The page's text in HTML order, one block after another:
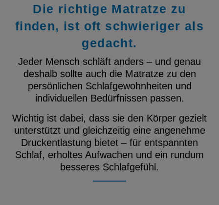
Die richtige Matratze zu
finden, ist oft schwieriger als
gedacht.
Jeder Mensch schläft anders – und genau
deshalb sollte auch die Matratze zu den
persönlichen Schlafgewohnheiten und
individuellen Bedürfnissen passen.
Wichtig ist dabei, dass sie den Körper gezielt
unterstützt und gleichzeitig eine angenehme
Druckentlastung bietet – für entspannten
Schlaf, erholtes Aufwachen und ein rundum
besseres Schlafgefühl.